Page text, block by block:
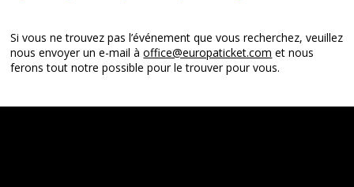
Si vous ne trouvez pas l’événement que vous recherchez, veuillez
nous envoyer un e-mail àoffice@europaticket.com et nous
ferons tout notre possible pour le trouver pour vous.